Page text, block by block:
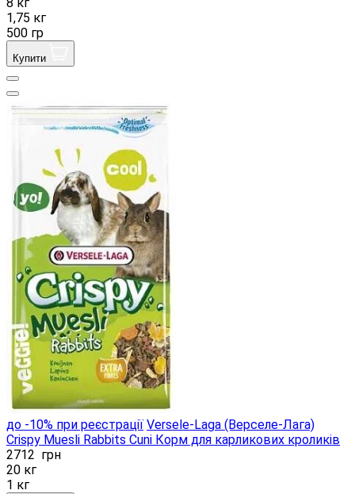
1,75 кг
500 гр
Купити
до -10% при реєстрації Versele-Laga (Верселе-Лага)
Crispy Muesli Rabbits Cuni Корм ​​для карликових кроликів
2712 грн
20 кг
1 кг